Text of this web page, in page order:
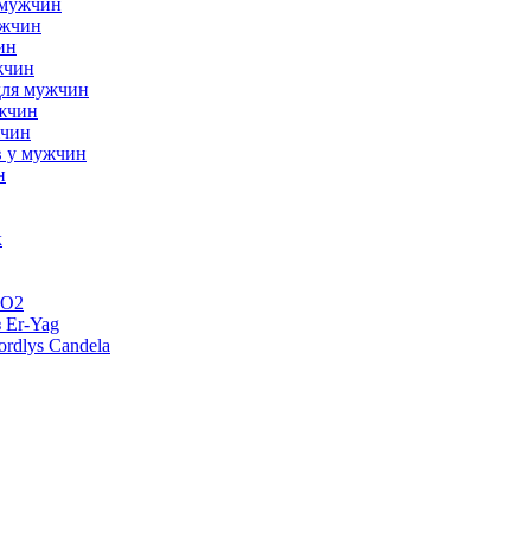
мужчин
у мужчин
Yag
Candela